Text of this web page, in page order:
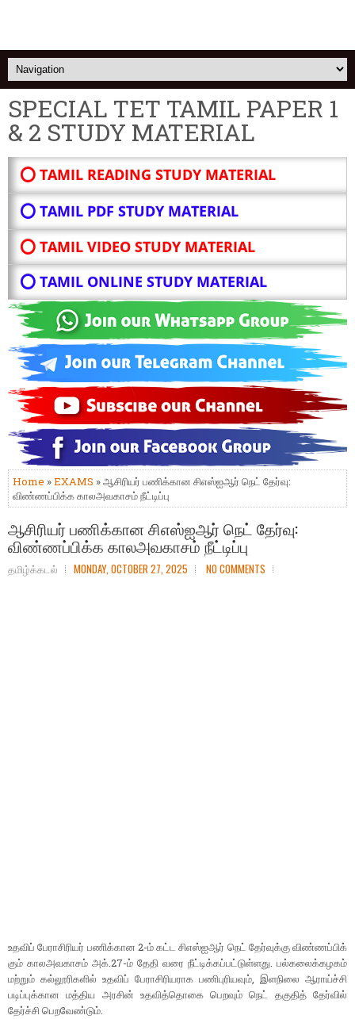
SPECIAL TET TAMIL PAPER 1
& 2 STUDY MATERIAL
⭕ TAMIL READING STUDY MATERIAL
⭕ TAMIL PDF STUDY MATERIAL
⭕ TAMIL VIDEO STUDY MATERIAL
⭕ TAMIL ONLINE STUDY MATERIAL
Home »EXAMS » ஆசிரியர் பணிக்கான சிஎஸ்ஐஆர் நெட் தேர்வு:
விண்ணப்பிக்க காலஅவகாசம் நீட்டிப்பு
ஆசிரியர் பணிக்கான சிஎஸ்ஐஆர் நெட் தேர்வு:
விண்ணப்பிக்க காலஅவகாசம் நீட்டிப்பு
தமிழ்க்கடல் MONDAY, OCTOBER 27, 2025 NO COMMENTS
உதவிப் பே​ராசிரியர் பணிக்​கான 2-ம் கட்ட சிஎஸ்​ஐஆர் நெட் தேர்​வுக்கு விண்​ணப்​பிக்​
கும் காலஅவ​காசம் அக்​.27-ம் தேதி வரை நீட்​டிக்​கப்​பட்​டுள்​ளது. பல்​கலைக்​கழகம்
மற்​றும் கல்​லூரி​களில் உதவிப் பேராசிரிய​ராக பணிபுரிய​வும், இளநிலை ஆராய்ச்சி
படிப்​புக்​கான மத்​திய அரசின் உதவித்​தொகை பெற​வும் நெட் தகு​தித் தேர்​வில்
தேர்ச்சி பெறவேண்​டும்.